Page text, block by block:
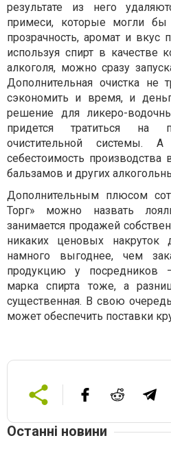
результате из него
примеси, которые могли бы
прозрачность, аромат и вкус
используя спирт в качестве
алкоголя, можно сразу
Дополнительная очистка не
сэкономить и время, и
решение для ликеро-
придется тратиться на
очистительной системы.
себестоимость производства
бальзамов и других
Дополнительным плюсом
Торг» можно назвать
занимается продажей
никаких ценовых накруток
намного выгоднее, чем
продукцию у посредников
марка спирта тоже, а
существенная. В свою
может обеспечить поставки
Останні новини